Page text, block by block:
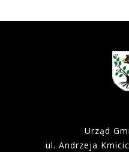
Urząd
ul. Andrzeja